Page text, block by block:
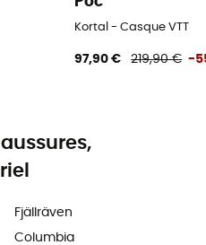
Kortal - Casque VTT
97,90 € 219,90 € -
Fjällräven
Columbia